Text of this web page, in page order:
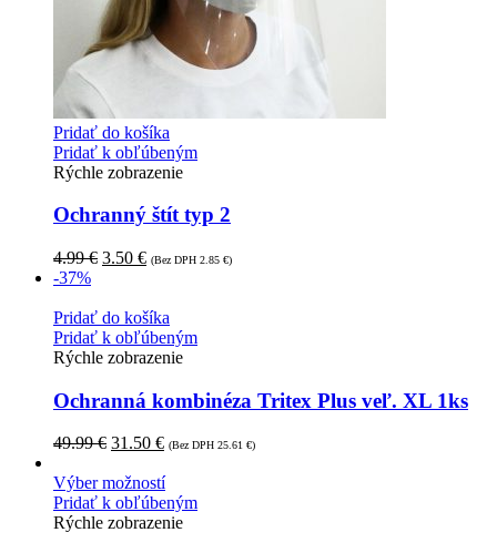
Pridať do košíka
Pridať k obľúbeným
Rýchle zobrazenie
Ochranný štít typ 2
4.99€ 3.50 € (Bez DPH 2.85 €)
-37%
Pridať do košíka
Pridať k obľúbeným
Rýchle zobrazenie
Ochranná kombinéza Tritex Plus veľ. XL 1ks
49.99€ 31.50 € (Bez DPH 25.61 €)
Výber možností
Pridať k obľúbeným
Rýchle zobrazenie